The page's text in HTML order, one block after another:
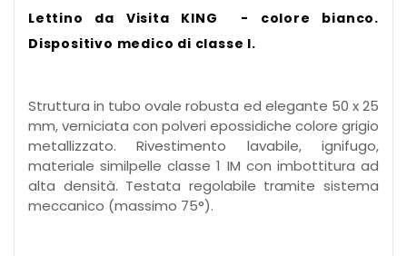
Lettino da Visita KING - colore bianco.
Dispositivo medico di classe I.
Struttura in tubo ovale robusta ed elegante 50 x 25
mm, verniciata con polveri epossidiche colore grigio
metallizzato. Rivestimento lavabile, ignifugo,
materiale similpelle classe 1 IM con imbottitura ad
alta densità. Testata regolabile tramite sistema
meccanico (massimo 75°).